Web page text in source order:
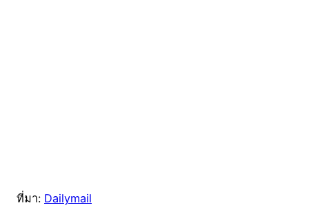
ที่มา: Dailymail